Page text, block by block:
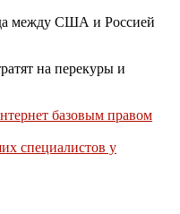
между США и Россией
на перекуры и
базовым правом
специалистов у